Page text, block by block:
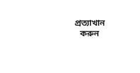
প্রত্যাখান
করুন